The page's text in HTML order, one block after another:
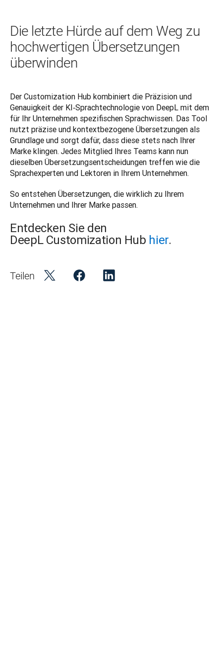
Die letzte Hürde auf dem Weg zu
hochwertigen Übersetzungen
überwinden
Der Customization Hub kombiniert die Präzision und
Genauigkeit der KI‑Sprachtechnologie von DeepL mit dem
für Ihr Unternehmen spezifischen Sprachwissen. Das Tool
nutzt präzise und kontextbezogene Übersetzungen als
Grundlage und sorgt dafür, dass diese stets nach Ihrer
Marke klingen. Jedes Mitglied Ihres Teams kann nun
dieselben Übersetzungsentscheidungen treffen wie die
Sprachexperten und Lektoren in Ihrem Unternehmen.
So entstehen Übersetzungen, die wirklich zu Ihrem
Unternehmen und Ihrer Marke passen.
Entdecken Sie den
DeepL Customization Hub hier.
Teilen